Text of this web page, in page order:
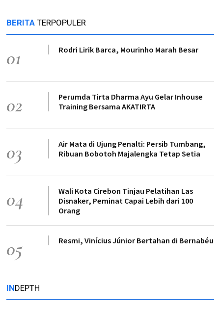
BERITA TERPOPULER
01 Rodri Lirik Barca, Mourinho Marah Besar
02
Perumda Tirta Dharma Ayu Gelar Inhouse
Training Bersama AKATIRTA
03
Air Mata di Ujung Penalti: Persib Tumbang,
Ribuan Bobotoh Majalengka Tetap Setia
04
Wali Kota Cirebon Tinjau Pelatihan Las
Disnaker, Peminat Capai Lebih dari 100
Orang
05 Resmi, Vinícius Júnior Bertahan di Bernabéu
INDEPTH